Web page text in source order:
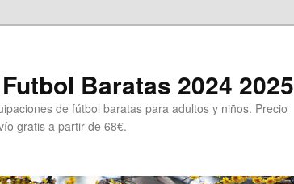
Baratas 2024 2025
de fútbol baratas para adultos y niños. Precio
gratis a partir de 68€.